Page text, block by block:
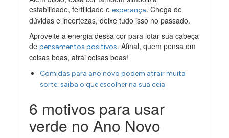
estabilidade, fertilidade eesperança. Chega de
dúvidas e incertezas, deixe tudo isso no passado.
Aproveite a energia dessa cor para lotar sua cabeça
depensamentos positivos. Afinal, quem pensa em
coisas boas, atrai coisas boas!
Comidas para ano novo podem atrair muita
sorte: saiba o que escolher na sua ceia
6 motivos para usar
verde no Ano Novo